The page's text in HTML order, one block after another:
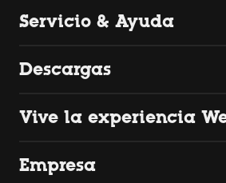
Servicio & Ayuda
Descargas
Vive la experiencia
Empresa